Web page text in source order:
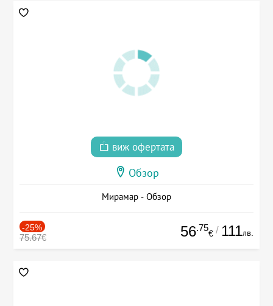
виж офертата
Обзор
Мирамар - Обзор
-25%
75.67€ 56.75
€ / 111лв.